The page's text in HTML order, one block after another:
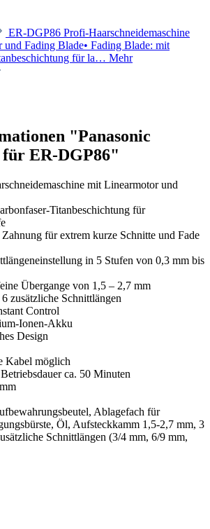
ER-DGP86 Profi-Haarschneidemaschine
und Fading Blade• Fading Blade: mit
für la… Mehr
"Panasonic
ER-DGP86"
mit Linearmotor und
Titanbeschichtung für
für extrem kurze Schnitte und Fade
in 5 Stufen von 0,3 mm bis
Übergange von 1,5 – 2,7 mm
zusätzliche Schnittlängen
Control
Ionen-Akku
Design
Kabel möglich
ca. 50 Minuten
Ablagefach für
Öl, Aufsteckkamm 1,5-2,7 mm, 3
Schnittlängen (3/4 mm, 6/9 mm,